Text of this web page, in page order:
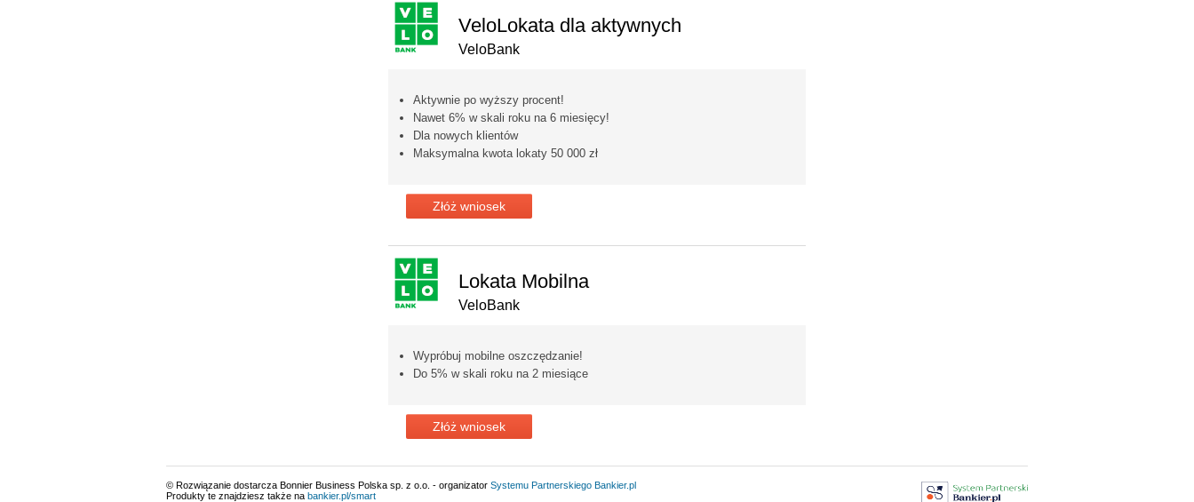
VeloLokata dla aktywnych
VeloBank
Aktywnie po wyższy procent!
Nawet 6% w skali roku na 6 miesięcy!
Dla nowych klientów
Maksymalna kwota lokaty 50 000 zł
Złóż wniosek
Lokata Mobilna
VeloBank
Wypróbuj mobilne oszczędzanie!
Do 5% w skali roku na 2 miesiące
Złóż wniosek
© Rozwiązanie dostarcza Bonnier Business Polska sp. z o.o. - organizator Systemu Partnerskiego Bankier.pl
Produkty te znajdziesz także na bankier.pl/smart